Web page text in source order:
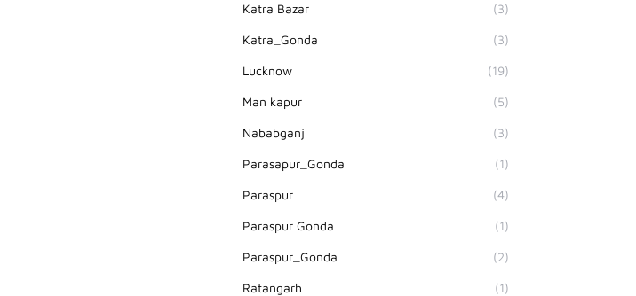
Katra Bazar (3)
Katra_Gonda (3)
Lucknow (19)
Man kapur (5)
Nababganj (3)
Parasapur_Gonda (1)
Paraspur (4)
Paraspur Gonda (1)
Paraspur_Gonda (2)
Ratangarh (1)